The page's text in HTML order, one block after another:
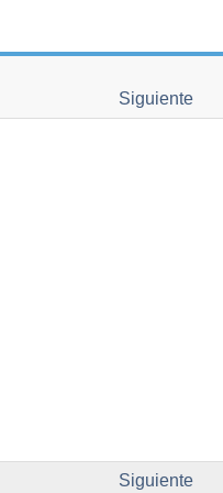
Siguiente
Siguiente